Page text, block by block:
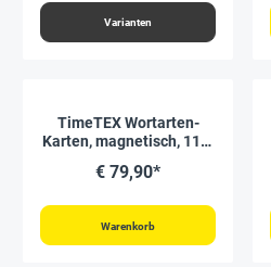
Varianten
TimeTEX Wortarten-
Karten, magnetisch, 112-
Premium"
€ 79,90*
Warenkorb